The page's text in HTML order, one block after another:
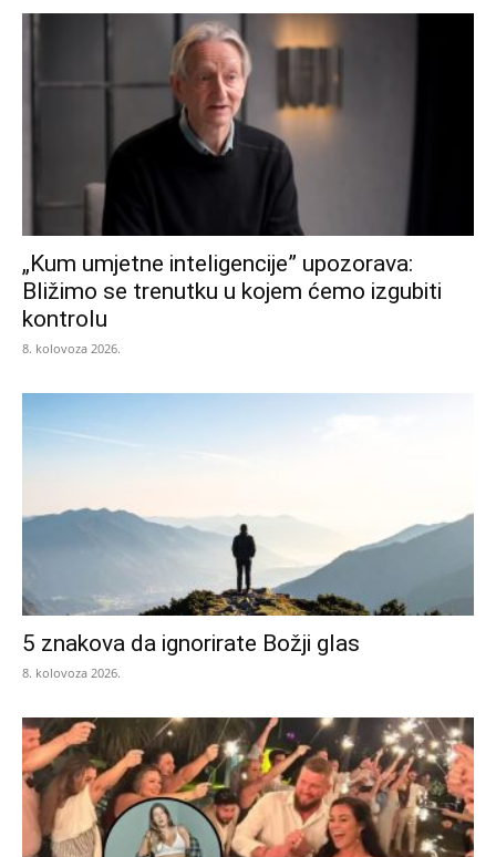
„Kum umjetne inteligencije” upozorava:
Bližimo se trenutku u kojem ćemo izgubiti
kontrolu
8. kolovoza 2026.
5 znakova da ignorirate Božji glas
8. kolovoza 2026.